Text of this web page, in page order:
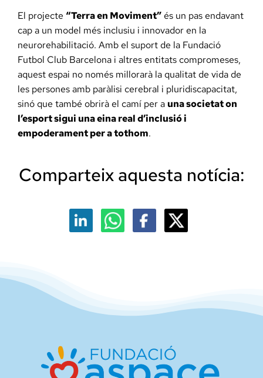
El projecte “Terra en Moviment”és un pas endavant
cap a un model més inclusiu i innovador en la
neurorehabilitació. Amb el suport de la Fundació
Futbol Club Barcelona i altres entitats compromeses,
aquest espai no només millorarà la qualitat de vida de
les persones amb paràlisi cerebral i pluridiscapacitat,
sinó que també obrirà el camí per a una societat on
l’esport sigui una eina real d’inclusió i
empoderament per a tothom.
Comparteix aquesta notícia: